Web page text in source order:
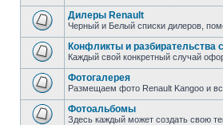
Дилеры Renault
Черный и Белый списки дилеров,
Конфликты и разбирательства
Каждый свой конкретный случай
Фотогалерея
Размещаем фото Renault Kangoo и
Фотоальбомы
Здесь каждый может создать свою